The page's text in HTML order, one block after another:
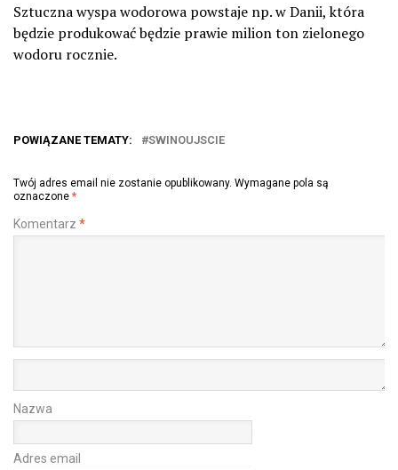
Sztuczna wyspa wodorowa powstaje np. w Danii, która
będzie produkować będzie prawie milion ton zielonego
wodoru rocznie.
POWIĄZANE TEMATY: SWINOUJSCIE
Twój adres email nie zostanie opublikowany. Wymagane pola są
oznaczone *
Komentarz *
Nazwa
Adres email